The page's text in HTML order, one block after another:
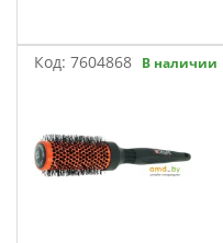
Код: 7604868 В наличии